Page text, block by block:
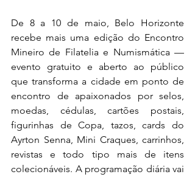
De 8 a 10 de maio, Belo Horizonte
recebe mais uma edição do Encontro
Mineiro de Filatelia e Numismática —
evento gratuito e aberto ao público
que transforma a cidade em ponto de
encontro de apaixonados por selos,
moedas, cédulas, cartões postais,
figurinhas de Copa, tazos, cards do
Ayrton Senna, Mini Craques, carrinhos,
revistas e todo tipo mais de itens
colecionáveis. A programação diária vai